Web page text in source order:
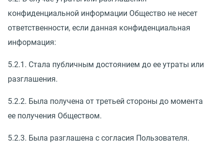
конфиденциальной информации Общество не несет
ответственности, если данная конфиденциальная
информация:
5.2.1. Стала публичным достоянием до ее утраты или
разглашения.
5.2.2. Была получена от третьей стороны до момента
ее получения Обществом.
5.2.3. Была разглашена с согласия Пользователя.